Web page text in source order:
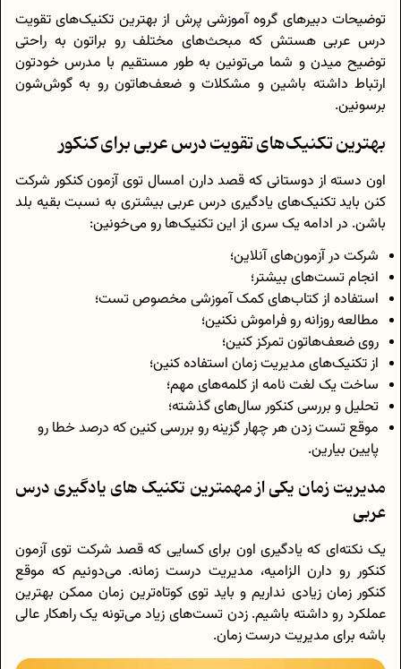
توضیحات دبیرهای گروه آموزشی پرش از بهترین تکنیک‌‌های تقویت
درس عربی هستش که مبحث‌های مختلف رو براتون به راحتی
توضیح میدن و شما می‌تونین به طور مستقیم با مدرس خودتون
ارتباط داشته باشین و مشکلات و ضعف‌هاتون رو به گوش‌شون
برسونین.
بهترین تکنیک‌های تقویت درس عربی برای کنکور
اون دسته از دوستانی که قصد دارن امسال توی آزمون کنکور شرکت
کنن باید تکنیک‌های یادگیری درس عربی بیشتری به نسبت بقیه بلد
باشن. در ادامه یک سری از این تکنیک‌ها رو می‌خونین:
شرکت در آزمون‌های آنلاین؛
انجام تست‌های بیشتر؛
استفاده از کتاب‌های کمک آموزشی مخصوص تست؛
مطالعه‌ روزانه رو فراموش نکنین؛
روی ضعف‌هاتون تمرکز کنین؛
از تکنیک‌های مدیریت زمان استفاده کنین؛
ساخت یک لغت نامه از کلمه‌های مهم؛
تحلیل و بررسی کنکور سال‌های گذشته؛
موقع تست زدن هر چهار گزینه رو بررسی کنین که درصد خطا رو
پایین بیارین.
مدیریت زمان یکی از مهمترین تکنیک‌ های یادگیری درس
عربی
یک نکته‌ای که یادگیری اون برای کسایی که قصد شرکت توی آزمون
کنکور رو دارن الزامیه، مدیریت درست زمانه. می‌دونیم که موقع
کنکور زمان زیادی نداریم و باید توی کوتاه‌ترین زمان ممکن بهترین
عملکرد رو داشته باشیم. زدن تست‌های زیاد می‌تونه یک راهکار عالی
باشه برای مدیریت درست زمان.